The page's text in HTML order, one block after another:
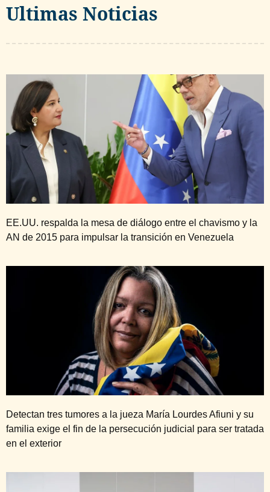
Ultimas Noticias
EE.UU. respalda la mesa de diálogo entre el chavismo y la
AN de 2015 para impulsar la transición en Venezuela
Detectan tres tumores a la jueza María Lourdes Afiuni y su
familia exige el fin de la persecución judicial para ser tratada
en el exterior